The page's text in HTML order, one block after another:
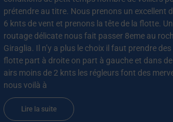
prétendre au titre. Nous prenons un excellent
6 knts de vent et prenons la tête de la flotte.
routage délicate nous fait passer 8eme au
Giraglia. Il n’y a plus le choix il faut prendre
flotte part à droite on part à gauche et dans
airs moins de 2 knts les régleurs font des
nous voilà à
Lire la suite